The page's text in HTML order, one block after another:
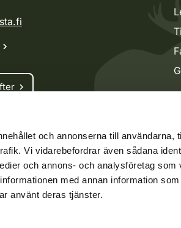
och annonserna till användarna,
Vi vidarebefordrar även sådana
och annons- och analysföretag som
med annan information
använt deras tjänster.
och dispenser